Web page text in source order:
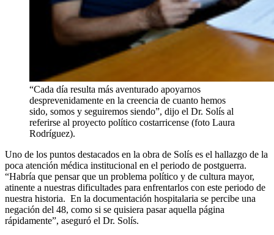
“Cada día resulta más aventurado apoyarnos
desprevenidamente en la creencia de cuanto hemos
sido, somos y seguiremos siendo”, dijo el Dr. Solís al
referirse al proyecto político costarricense (foto Laura
Rodríguez).
Uno de los puntos destacados en la obra de Solís es el hallazgo de la
poca atención médica institucional en el periodo de postguerra.
“Habría que pensar que un problema político y de cultura mayor,
atinente a nuestras dificultades para enfrentarlos con este periodo de
nuestra historia. En la documentación hospitalaria se percibe una
negación del 48, como si se quisiera pasar aquella página
rápidamente”, aseguró el Dr. Solís.